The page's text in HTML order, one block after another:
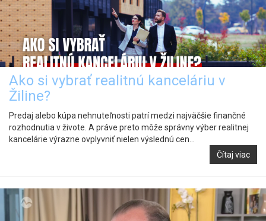
Ako si vybrať realitnú kanceláriu v
Žiline?
Predaj alebo kúpa nehnuteľnosti patrí medzi najväčšie finančné
rozhodnutia v živote. A práve preto môže správny výber realitnej
kancelárie výrazne ovplyvniť nielen výslednú cen...
Čítaj viac